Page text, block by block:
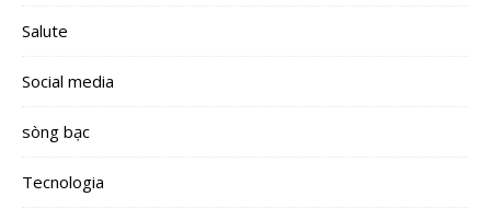
Salute
Social media
sòng bạc
Tecnologia